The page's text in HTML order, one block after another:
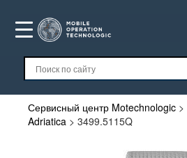
Сервисный центр Motechnologic >
Adriatica > 3499.5115Q